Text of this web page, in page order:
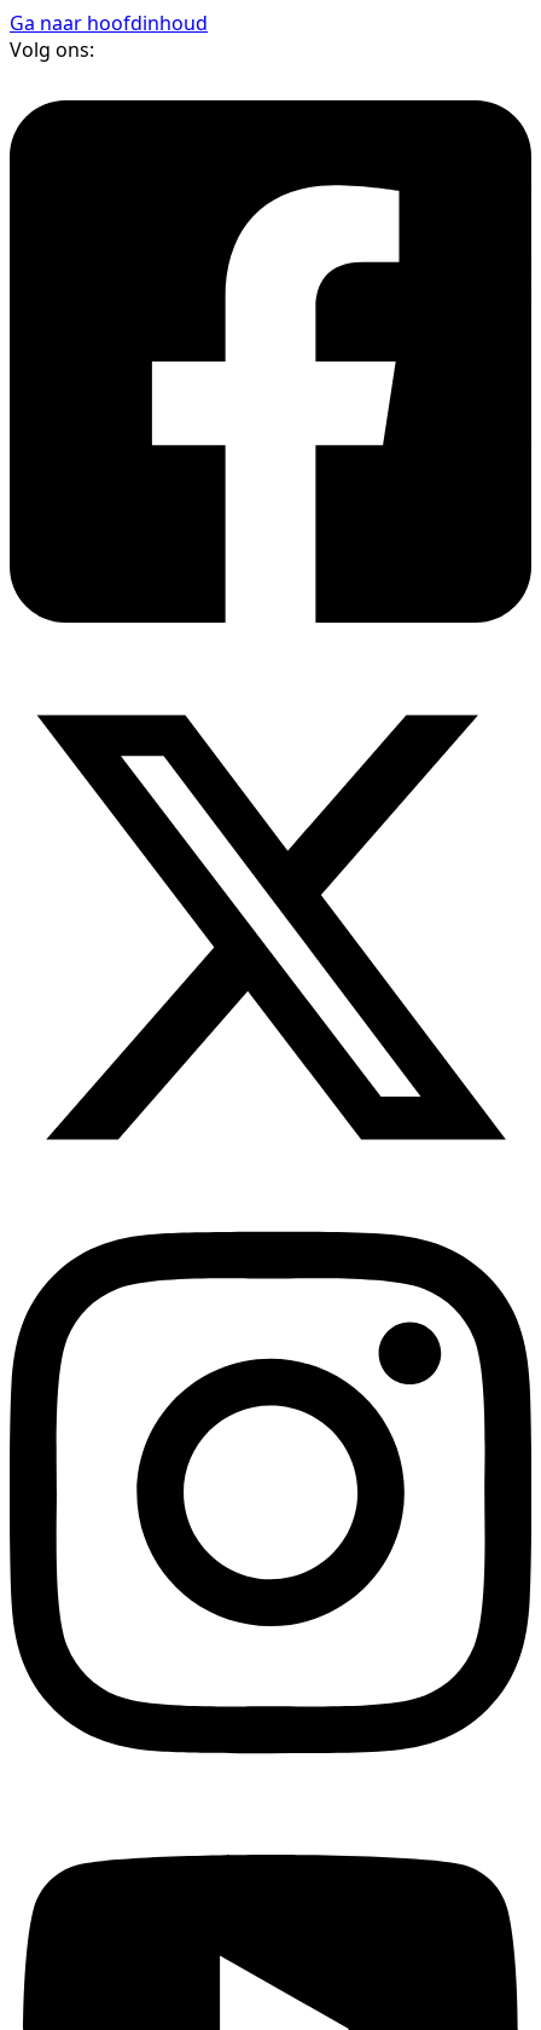
Ga naar hoofdinhoud
Volg ons: